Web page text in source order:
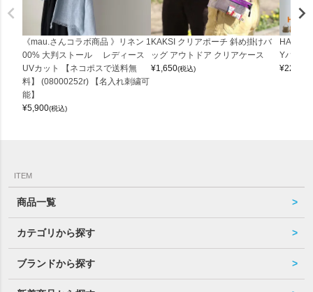
《mau.さんコラボ商品 》リネン 1
00% 大判ストール レディース
UVカット 【ネコポスで送料無
料】 (08000252r) 【名入れ刺繍可
能】
¥5,900(税込)
KAKSI クリアポーチ 斜め掛けバ
ッグ アウトドア クリアケース
¥1,650(税込)
Yバッグ
¥22,000
ITEM
商品一覧
カテゴリから探す
ブランドから探す